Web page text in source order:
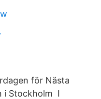
för Nästa
i Stockholm I